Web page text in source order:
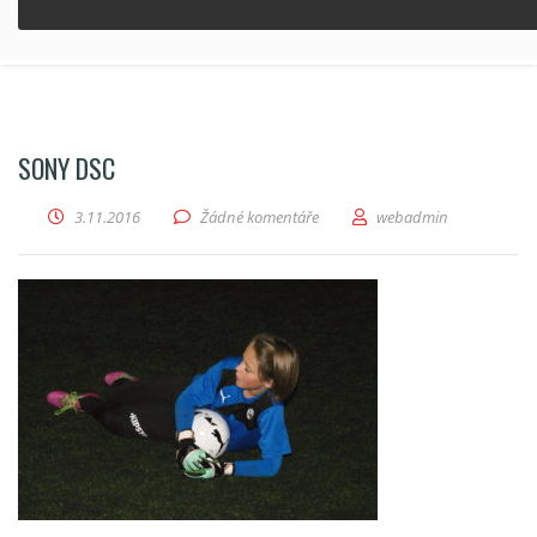
SONY DSC
3.11.2016 Žádné komentáře webadmin